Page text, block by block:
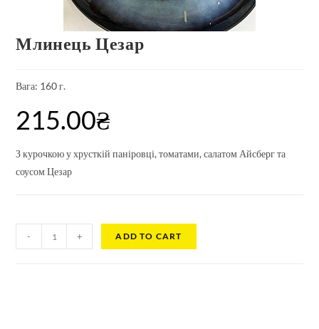
Млинець Цезар
Вага: 160 г.
215.00₴
З курочкою у хрусткій паніровці, томатами, салатом Айсберг та
соусом Цезар
- + ADD TO CART